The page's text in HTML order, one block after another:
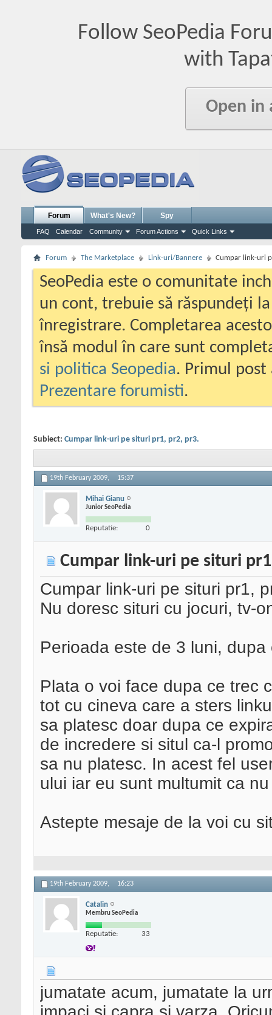
Follow SeoPedia
with
Open in
Forum
FAQ Calendar Community Forum Actions Quick Links
What's New? Spy
Forum The Marketplace Link-uri/Bannere Cumpar link-uri
SeoPedia este o comunitate
un cont, trebuie să răspundeți
înregistrare. Completarea
însă modul în care sunt
si politica Seopedia. Primul
Prezentare forumisti.
Subiect: Cumpar link-uri pe situri pr1, pr2, pr3.
19th February 2009, 15:37
Mihai Gianu
Junior SeoPedia
Reputatie: 0
Cumpar link-uri pe situri
Cumpar link-uri pe situri pr1,
Nu doresc situri cu jocuri, tv-
Perioada este de 3 luni,
Plata o voi face dupa ce trec
tot cu cineva care a sters
sa platesc doar dupa ce
de incredere si situl ca-l
sa nu platesc. In acest fel
ului iar eu sunt multumit ca
Astepte mesaje de la voi cu
19th February 2009, 16:23
Catalin
Membru SeoPedia
Reputatie: 33
jumatate acum, jumatate la